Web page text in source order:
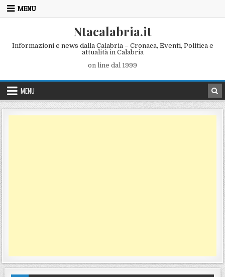
Skip to content
MENU
Ntacalabria.it
Informazioni e news dalla Calabria – Cronaca, Eventi, Politica e
attualità in Calabria
on line dal 1999
MENU